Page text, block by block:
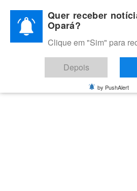
content
BLOG
Melhores notícias de Juazeiro,
Francisco
Quer receber
Opará?
Clique em "Sim" para
Depois
by PushAlert